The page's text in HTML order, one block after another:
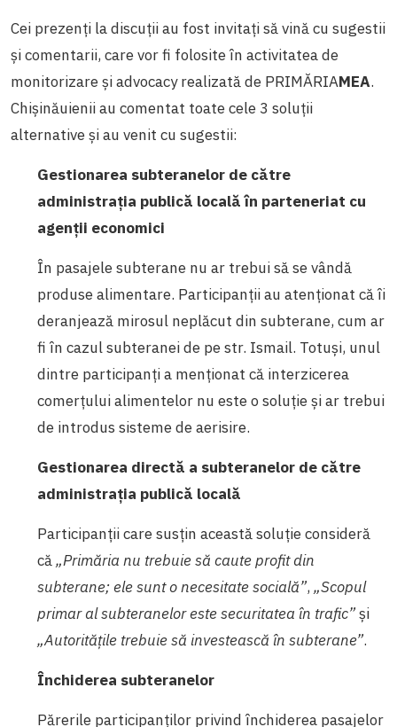
Cei prezenți la discuții au fost invitați să vină cu sugestii
și comentarii, care vor fi folosite în activitatea de
monitorizare și advocacy realizată de PRIMĂRIAMEA.
Chișinăuienii au comentat toate cele 3 soluții
alternative și au venit cu sugestii:
Gestionarea subteranelor de către
administrația publică locală în parteneriat cu
agenții economici
În pasajele subterane nu ar trebui să se vândă
produse alimentare. Participanții au atenționat că îi
deranjează mirosul neplăcut din subterane, cum ar
fi în cazul subteranei de pe str. Ismail. Totuși, unul
dintre participanți a menționat că interzicerea
comerțului alimentelor nu este o soluție și ar trebui
de introdus sisteme de aerisire.
Gestionarea directă a subteranelor de către
administrația publică locală
Participanții care susțin această soluție consideră
că„Primăria nu trebuie să caute profit din
subterane; ele sunt o necesitate socială”, „Scopul
primar al subteranelor este securitatea în trafic”și
„Autoritățile trebuie să investească în subterane”.
Închiderea subteranelor
Părerile participanților privind închiderea pasajelor